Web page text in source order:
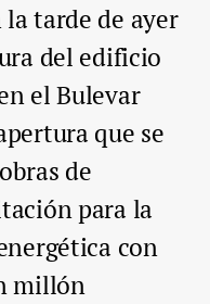
la tarde de ayer
del edificio
el Bulevar
que se
de
para la
con
millón